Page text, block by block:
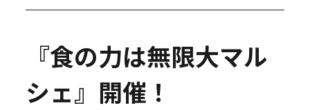
『食の力は無限大マル
シェ』開催！